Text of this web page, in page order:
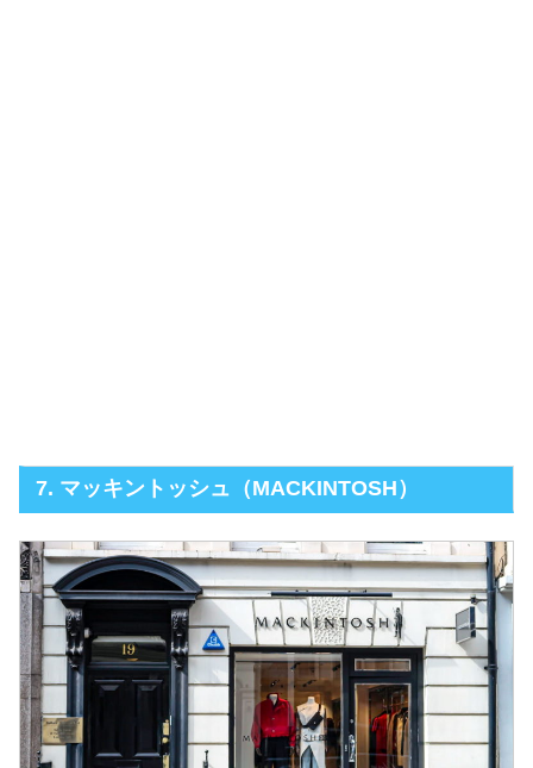
7. マッキントッシュ（MACKINTOSH）